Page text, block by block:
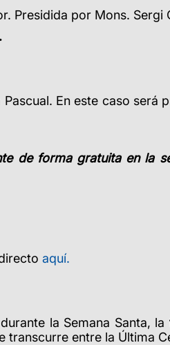
Presidida por Mons.
En este caso
de forma gratuita en la
aquí.
la Semana Santa, la
transcurre entre la Última